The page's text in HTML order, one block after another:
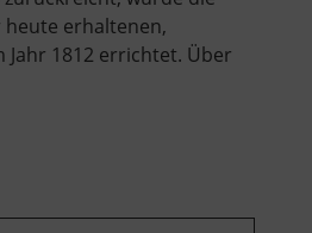
erhaltenen,
1812 errichtet. Über